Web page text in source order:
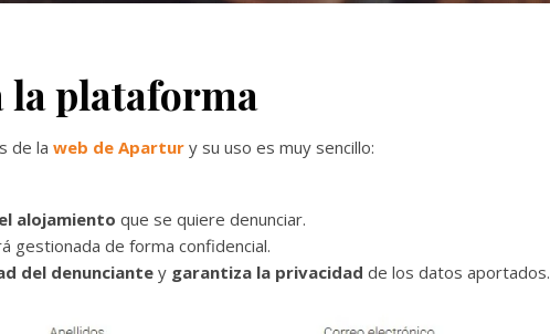
la plataforma
de la web de Apartur y su uso es muy sencillo:
alojamiento que se quiere denunciar.
gestionada de forma confidencial.
del denunciantey garantiza la privacidad de los datos aportados.